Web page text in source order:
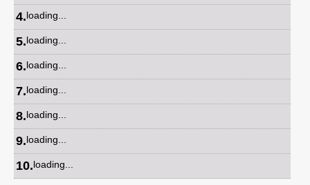
4.loading...
5.loading...
6.loading...
7.loading...
8.loading...
9.loading...
10.loading...